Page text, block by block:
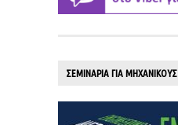
ΣΕΜΙΝΑΡΙΑ ΓΙΑ ΜΗΧΑΝΙΚΟΥΣ